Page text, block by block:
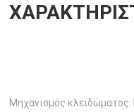
Μηχανισμός κλειδώματος: